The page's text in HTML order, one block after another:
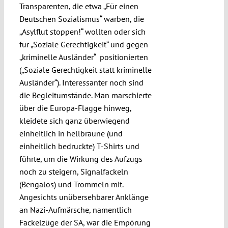
Transparenten, die etwa „Für einen
Deutschen Sozialismus“ warben, die
„Asylflut stoppen!“ wollten oder sich
für „Soziale Gerechtigkeit“ und gegen
„kriminelle Ausländer“ positionierten
(„Soziale Gerechtigkeit statt kriminelle
Ausländer“). Interessanter noch sind
die Begleitumstände. Man marschierte
über die Europa-Flagge hinweg,
kleidete sich ganz überwiegend
einheitlich in hellbraune (und
einheitlich bedruckte) T-Shirts und
führte, um die Wirkung des Aufzugs
noch zu steigern, Signalfackeln
(Bengalos) und Trommeln mit.
Angesichts unübersehbarer Anklänge
an Nazi-Aufmärsche, namentlich
Fackelzüge der SA, war die Empörung